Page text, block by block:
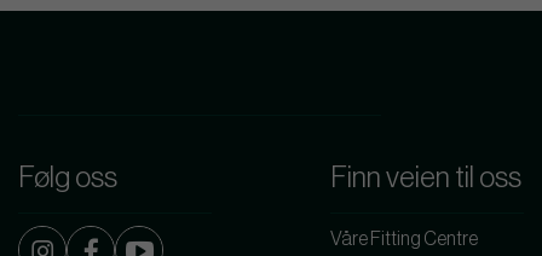
Følg oss Finn veien til oss
Våre Fitting Centre